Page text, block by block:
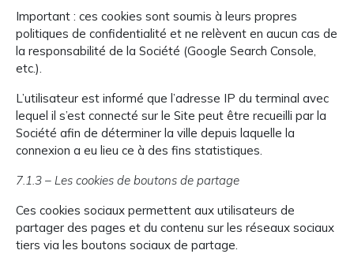
Important : ces cookies sont soumis à leurs propres
politiques de confidentialité et ne relèvent en aucun cas de
la responsabilité de la Société (Google Search Console,
etc.).
L’utilisateur est informé que l’adresse IP du terminal avec
lequel il s’est connecté sur le Site peut être recueilli par la
Société afin de déterminer la ville depuis laquelle la
connexion a eu lieu ce à des fins statistiques.
7.1.3 – Les cookies de boutons de partage
Ces cookies sociaux permettent aux utilisateurs de
partager des pages et du contenu sur les réseaux sociaux
tiers via les boutons sociaux de partage.